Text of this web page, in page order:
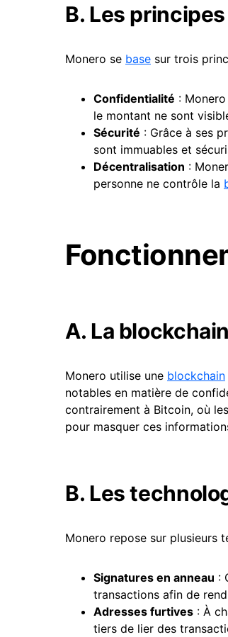
B. Les
Monero se base sur trois
Confidentialité :
le montant ne sont
Sécurité : Grâce à ses
sont immuables et
Décentralisation :
personne ne contrôle la
A. La
Monero utilise une blockchain
notables en matière de
contrairement à Bitcoin, où
pour masquer ces
B. Les
Monero repose sur plusieurs
Signatures en anneau :
transactions afin de
Adresses furtives : À
tiers de lier des